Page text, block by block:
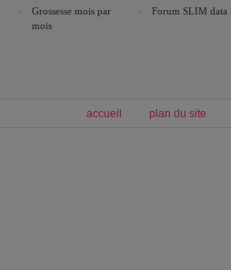
Grossesse mois par
mois
Forum SLIM data
accueil plan du site